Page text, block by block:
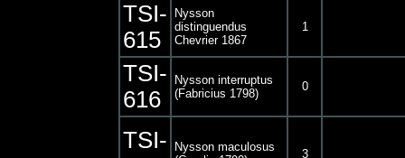
TSI-
615
Nysson
distinguendus
Chevrier 1867
1
TSI-
616
Nysson interruptus
(Fabricius 1798)
0
TSI-
Nysson maculosus
3